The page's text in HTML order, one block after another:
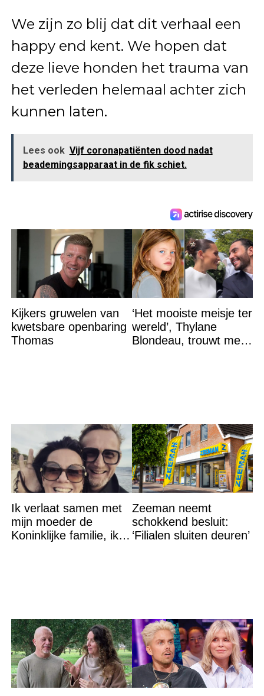
We zijn zo blij dat dit verhaal een
happy end kent. We hopen dat
deze lieve honden het trauma van
het verleden helemaal achter zich
kunnen laten.
Lees ook Vijf coronapatiënten dood nadat
beademingsapparaat in de fik schiet.
Kijkers gruwelen van
kwetsbare openbaring
Thomas
‘Het mooiste meisje ter
wereld’, Thylane
Blondeau, trouwt met
Ik verlaat samen met
mijn moeder de
Koninklijke familie, ik
Zeeman neemt
schokkend besluit:
‘Filialen sluiten deuren’